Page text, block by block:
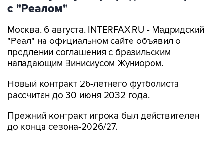
с "Реалом"
Москва. 6 августа. INTERFAX.RU - Мадридский
"Реал" на официальном сайте объявил о
продлении соглашения с бразильским
нападающим Винисиусом Жуниором.
Новый контракт 26-летнего футболиста
рассчитан до 30 июня 2032 года.
Прежний контракт игрока был действителен
до конца сезона-2026/27.